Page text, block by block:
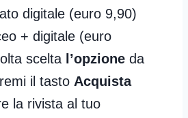
digitale (euro 9,90)
+ digitale (euro
scelta l’opzione da
il tasto Acquista
la rivista al tuo